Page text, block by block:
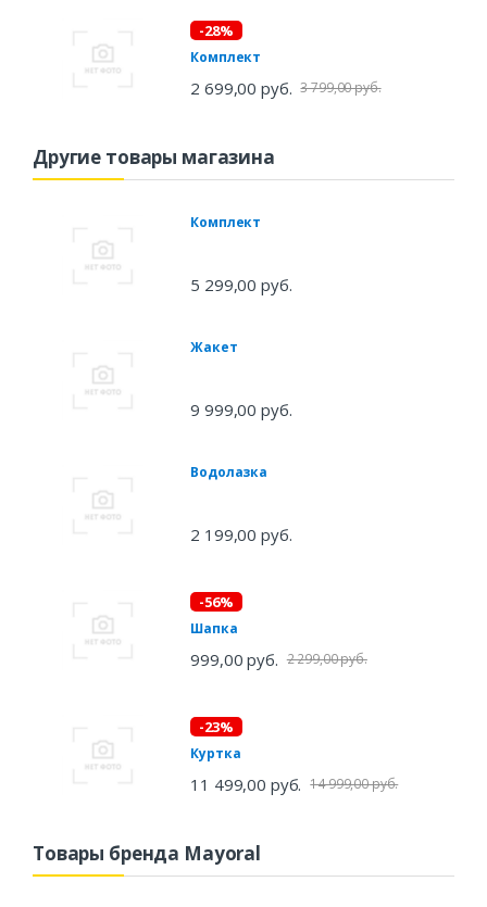
-28%
Комплект
2 699,00 руб. 3 799,00 руб.
Другие товары магазина
Комплект
5 299,00 руб.
Жакет
9 999,00 руб.
Водолазка
2 199,00 руб.
-56%
Шапка
999,00 руб. 2 299,00 руб.
-23%
Куртка
11 499,00 руб. 14 999,00 руб.
Товары бренда Mayoral